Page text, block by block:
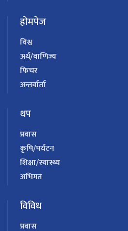
होमपेज
विश्व
अर्थ/वाणिज्य
फिचर
अन्तर्वार्ता
थप
प्रवास
कृषि/पर्यटन
शिक्षा/स्वास्थ्य
अभिमत
विविध
प्रवास